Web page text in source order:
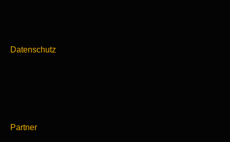
Datenschutz
Partner